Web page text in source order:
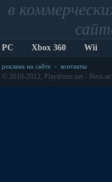
в
PC Xbox 360 Wii
реклама на сайте - контакты
© 2010-2012, Playtform.net - Весь